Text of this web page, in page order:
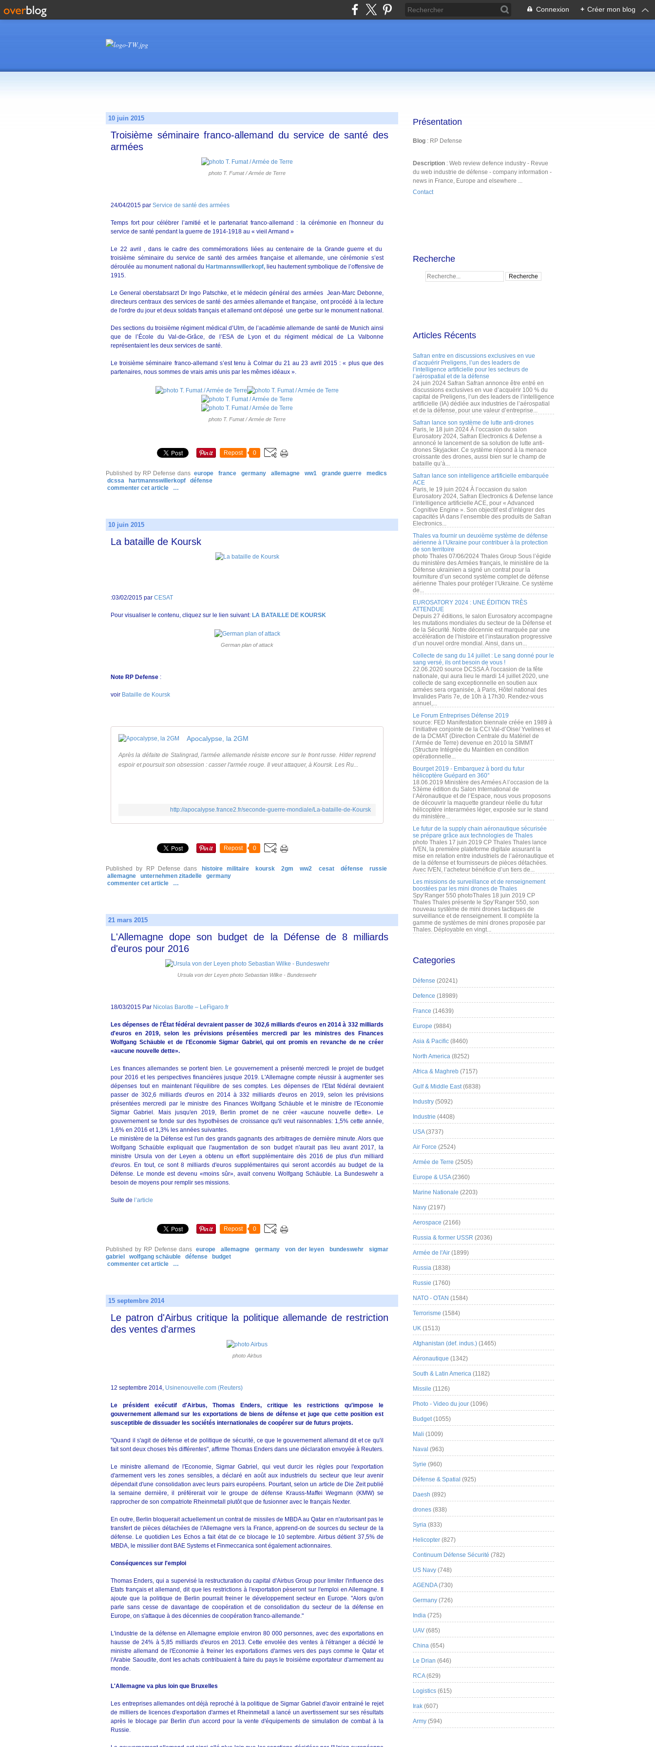
Connexion + Créer mon blog
10 juin 2015
Troisième séminaire franco-allemand du service de santé des
armées
photo T. Fumat / Armée de Terre
24/04/2015 par Service de santé des armées
Temps fort pour célébrer l’amitié et le partenariat franco-allemand : la cérémonie en l'honneur du
service de santé pendant la guerre de 1914-1918 au « vieil Armand »
Le 22 avril , dans le cadre des commémorations liées au centenaire de la Grande guerre et du
troisième séminaire du service de santé des armées française et allemande, une cérémonie s’est
déroulée au monument national du Hartmannswillerkopf,lieu hautement symbolique de l’offensive de
1915.
Le General oberstabsarzt Dr Ingo Patschke, et le médecin général des armées Jean-Marc Debonne,
directeurs centraux des services de santé des armées allemande et française, ont procédé à la lecture
de l'ordre du jour et deux soldats français et allemand ont déposé une gerbe sur le monument national.
Des sections du troisième régiment médical d’Ulm, de l’académie allemande de santé de Munich ainsi
que de l’École du Val-de-Grâce, de l’ESA de Lyon et du régiment médical de La Valbonne
représentaient les deux services de santé.
Le troisième séminaire franco-allemand s’est tenu à Colmar du 21 au 23 avril 2015 : « plus que des
partenaires, nous sommes de vrais amis unis par les mêmes idéaux ».
photo T. Fumat / Armée de Terre
Repost 0
Published by RP Defense dans europe france germany allemagne ww1 grande guerre
medics
dcssa
hartmannswillerkopf
défense
commenter cet article
…
10 juin 2015
La bataille de Koursk
:03/02/2015 par CESAT
Pour visualiser le contenu, cliquez sur le lien suivant: LA BATAILLE DE KOURSK
German plan of attack
Note RP Defense :
voir Bataille de Koursk
Apocalypse, la 2GM
Après la défaite de Stalingrad, l'armée allemande résiste encore sur le front russe. Hitler reprend
espoir et poursuit son obsession : casser l'armée rouge. Il veut attaquer, à Koursk. Les Ru...
http://apocalypse.france2.fr/seconde-guerre-mondiale/La-bataille-de-Koursk
Repost 0
Published by RP Defense dans histoire militaire koursk 2gm ww2 cesat défense
russie
allemagne
unternehmen zitadelle
germany
commenter cet article
…
21 mars 2015
L'Allemagne dope son budget de la Défense de 8 milliards
d'euros pour 2016
Ursula von der Leyen photo Sebastian Wilke - Bundeswehr
18/03/2015 Par Nicolas Barotte – LeFigaro.fr
Les dépenses de l'État fédéral devraient passer de 302,6 milliards d'euros en 2014 à 332 milliards
d'euros en 2019, selon les prévisions présentées mercredi par les ministres des Finances
Wolfgang Schäuble et de l'Economie Sigmar Gabriel, qui ont promis en revanche de ne créer
«aucune nouvelle dette».
Les finances allemandes se portent bien. Le gouvernement a présenté mercredi le projet de budget
pour 2016 et les perspectives financières jusque 2019. L'Allemagne compte réussir à augmenter ses
dépenses tout en maintenant l'équilibre de ses comptes. Les dépenses de l'Etat fédéral devraient
passer de 302,6 milliards d'euros en 2014 à 332 milliards d'euros en 2019, selon les prévisions
présentées mercredi par le ministre des Finances Wolfgang Schäuble et le ministre de l'Economie
Sigmar Gabriel. Mais jusqu'en 2019, Berlin promet de ne créer «aucune nouvelle dette». Le
gouvernement se fonde sur des hypothèses de croissance qu'il veut raisonnables: 1,5% cette année,
1,6% en 2016 et 1,3% les années suivantes.
Le ministère de la Défense est l'un des grands gagnants des arbitrages de dernière minute. Alors que
Wolfgang Schaüble expliquait que l'augmentation de son budget n'aurait pas lieu avant 2017, la
ministre Ursula von der Leyen a obtenu un effort supplémentaire dès 2016 de plus d'un milliard
d'euros. En tout, ce sont 8 milliards d'euros supplémentaires qui seront accordés au budget de la
Défense. Le monde est devenu «moins sûr», avait convenu Wolfgang Schäuble. La Bundeswehr a
besoin de moyens pour remplir ses missions.
Suite de l’article
Repost 0
Published by RP Defense dans europe allemagne germany von der leyen bundeswehr
sigmar
gabriel
wolfgang schäuble défense
budget
commenter cet article
…
15 septembre 2014
Le patron d'Airbus critique la politique allemande de restriction
des ventes d'armes
photo Airbus
12 septembre 2014, Usinenouvelle.com (Reuters)
Le président exécutif d'Airbus, Thomas Enders, critique les restrictions qu'impose le
gouvernement allemand sur les exportations de biens de défense et juge que cette position est
susceptible de dissuader les sociétés internationales de coopérer sur de futurs projets.
"Quand il s'agit de défense et de politique de sécurité, ce que le gouvernement allemand dit et ce qu'il
fait sont deux choses très différentes", affirme Thomas Enders dans une déclaration envoyée à Reuters.
Le ministre allemand de l'Economie, Sigmar Gabriel, qui veut durcir les règles pour l'exportation
d'armement vers les zones sensibles, a déclaré en août aux industriels du secteur que leur avenir
dépendait d'une consolidation avec leurs pairs européens. Pourtant, selon un article de Die Zeit publié
la semaine dernière, il préférerait voir le groupe de défense Krauss-Maffei Wegmann (KMW) se
rapprocher de son compatriote Rheinmetall plutôt que de fusionner avec le français Nexter.
En outre, Berlin bloquerait actuellement un contrat de missiles de MBDA au Qatar en n'autorisant pas le
transfert de pièces détachées de l'Allemagne vers la France, apprend-on de sources du secteur de la
défense. Le quotidien Les Echos a fait état de ce blocage le 10 septembre. Airbus détient 37,5% de
MBDA, le missilier dont BAE Systems et Finmeccanica sont également actionnaires.
Conséquences sur l'emploi
Thomas Enders, qui a supervisé la restructuration du capital d'Airbus Group pour limiter l'influence des
Etats français et allemand, dit que les restrictions à l'exportation pèseront sur l'emploi en Allemagne. Il
ajoute que la politique de Berlin pourrait freiner le développement secteur en Europe. "Alors qu'on
parle sans cesse de davantage de coopération et de consolidation du secteur de la défense en
Europe, on s'attaque à des décennies de coopération franco-allemande."
L'industrie de la défense en Allemagne emploie environ 80 000 personnes, avec des exportations en
hausse de 24% à 5,85 milliards d'euros en 2013. Cette envolée des ventes à l'étranger a décidé le
ministre allemand de l'Economie à freiner les exportations d'armes vers des pays comme le Qatar et
l'Arabie Saoudite, dont les achats contribuaient à faire du pays le troisième exportateur d'armement au
monde.
L'Allemagne va plus loin que Bruxelles
Les entreprises allemandes ont déjà reproché à la politique de Sigmar Gabriel d'avoir entrainé le rejet
de milliers de licences d'exportation d'armes et Rheinmetall a lancé un avertissement sur ses résultats
après le blocage par Berlin d'un accord pour la vente d'équipements de simulation de combat à la
Russie.
Présentation
Blog : RP Defense
Description : Web review defence industry - Revue
du web industrie de défense - company information -
news in France, Europe and elsewhere ...
Contact
Recherche
Articles Récents
Safran entre en discussions exclusives en vue
d’acquérir Preligens, l’un des leaders de
l’intelligence artificielle pour les secteurs de
l’aérospatial et de la défense
24 juin 2024 Safran Safran annonce être entré en
discussions exclusives en vue d’acquérir 100 % du
capital de Preligens, l’un des leaders de l’intelligence
artificielle (IA) dédiée aux industries de l’aérospatial
et de la défense, pour une valeur d’entreprise...
Safran lance son système de lutte anti-drones
Paris, le 18 juin 2024 À l’occasion du salon
Eurosatory 2024, Safran Electronics & Defense a
annoncé le lancement de sa solution de lutte anti-
drones Skyjacker. Ce système répond à la menace
croissante des drones, aussi bien sur le champ de
bataille qu’à...
Safran lance son intelligence artificielle embarquée
ACE
Paris, le 19 juin 2024 À l’occasion du salon
Eurosatory 2024, Safran Electronics & Defense lance
l’intelligence artificielle ACE, pour « Advanced
Cognitive Engine ». Son objectif est d’intégrer des
capacités IA dans l’ensemble des produits de Safran
Electronics...
Thales va fournir un deuxième système de défense
aérienne à l’Ukraine pour contribuer à la protection
de son territoire
photo Thales 07/06/2024 Thales Group Sous l’égide
du ministère des Armées français, le ministère de la
Défense ukrainien a signé un contrat pour la
fourniture d’un second système complet de défense
aérienne Thales pour protéger l’Ukraine. Ce système
de...
EUROSATORY 2024 : UNE ÉDITION TRÈS
ATTENDUE
Depuis 27 éditions, le salon Eurosatory accompagne
les mutations mondiales du secteur de la Défense et
de la Sécurité. Notre décennie est marquée par une
accélération de l’histoire et l’instauration progressive
d’un nouvel ordre mondial. Ainsi, dans un...
Collecte de sang du 14 juillet : Le sang donné pour le
sang versé, ils ont besoin de vous !
22.06.2020 source DCSSA À l'occasion de la fête
nationale, qui aura lieu le mardi 14 juillet 2020, une
collecte de sang exceptionnelle en soutien aux
armées sera organisée, à Paris, Hôtel national des
Invalides Paris 7e, de 10h à 17h30. Rendez-vous
annuel,...
Le Forum Entreprises Défense 2019
source: FED Manifestation biennale créée en 1989 à
l’initiative conjointe de la CCI Val-d’Oise/ Yvelines et
de la DCMAT (Direction Centrale du Matériel de
l’Armée de Terre) devenue en 2010 la SIMMT
(Structure Intégrée du Maintien en condition
opérationnelle...
Bourget 2019 - Embarquez à bord du futur
hélicoptère Guépard en 360°
18.06.2019 Ministère des Armées A l’occasion de la
53ème édition du Salon International de
l’Aéronautique et de l’Espace, nous vous proposons
de découvrir la maquette grandeur réelle du futur
hélicoptère interarmées léger, exposée sur le stand
du ministère...
Le futur de la supply chain aéronautique sécurisée
se prépare grâce aux technologies de Thales
photo Thales 17 juin 2019 CP Thales Thales lance
IVEN, la première plateforme digitale assurant la
mise en relation entre industriels de l’aéronautique et
de la défense et fournisseurs de pièces détachées.
Avec IVEN, l’acheteur bénéficie d’un tiers de...
Les missions de surveillance et de renseignement
boostées par les mini drones de Thales
Spy’Ranger 550 photoThales 18 juin 2019 CP
Thales Thales présente le Spy’Ranger 550, son
nouveau système de mini drones tactiques de
surveillance et de renseignement. Il complète la
gamme de systèmes de mini drones proposée par
Thales. Déployable en vingt...
Categories
Défense (20241)
Defence (18989)
France (14639)
Europe (9884)
Asia & Pacific (8460)
North America (8252)
Africa & Maghreb (7157)
Gulf & Middle East(6838)
Industry (5092)
Industrie (4408)
USA(3737)
Air Force (2524)
Armée de Terre (2505)
Europe & USA(2360)
Marine Nationale (2203)
Navy (2197)
Aerospace (2166)
Russia & former USSR (2036)
Armée de l'Air (1899)
Russia (1838)
Russie (1760)
NATO - OTAN (1584)
Terrorisme (1584)
UK (1513)
Afghanistan (def. indus.) (1465)
Aéronautique (1342)
South & Latin America (1182)
Missile (1126)
Photo - Video du jour (1096)
Budget(1055)
Mali (1009)
Naval (963)
Syrie (960)
Défense & Spatial (925)
Daesh (892)
drones (838)
Syria (833)
Helicopter (827)
Continuum Défense Sécurité (782)
US Navy (748)
AGENDA(730)
Germany (726)
India (725)
UAV (685)
China (654)
Le Drian (646)
RCA(629)
Logistics (615)
Irak (607)
Army (594)